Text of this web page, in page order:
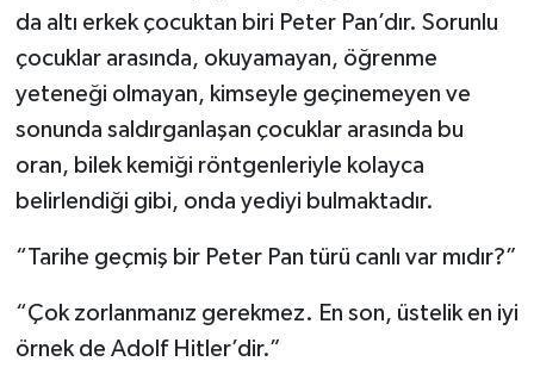
da altı erkek çocuktan biri Peter Pan’dır. Sorunlu
çocuklar arasında, okuyamayan, öğrenme
yeteneği olmayan, kimseyle geçinemeyen ve
sonunda saldırganlaşan çocuklar arasında bu
oran, bilek kemiği röntgenleriyle kolayca
belirlendiği gibi, onda yediyi bulmaktadır.
“Tarihe geçmiş bir Peter Pan türü canlı var mıdır?”
“Çok zorlanmanız gerekmez. En son, üstelik en iyi
örnek de Adolf Hitler’dir.”